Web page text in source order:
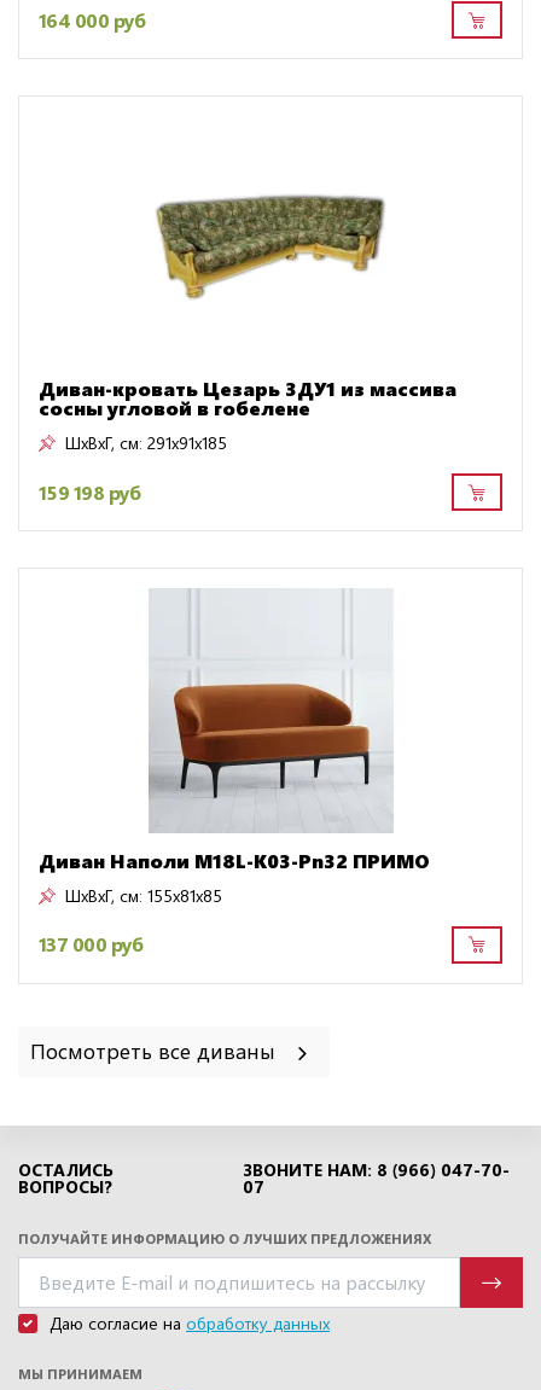
164 000 руб
Диван-кровать Цезарь 3ДУ1 из массива
сосны угловой в гобелене
ШxВxГ, см: 291x91x185
159 198 руб
Диван Наполи M18L-K03-Pn32 ПРИМО
ШxВxГ, см: 155x81x85
137 000 руб
Посмотреть все диваны
ОСТАЛИСЬ
ВОПРОСЫ?
ЗВОНИТЕ НАМ: 8 (966) 047-70-
07
ПОЛУЧАЙТЕ ИНФОРМАЦИЮ О ЛУЧШИХ ПРЕДЛОЖЕНИЯХ
Даю согласие на обработку данных
МЫ ПРИНИМАЕМ